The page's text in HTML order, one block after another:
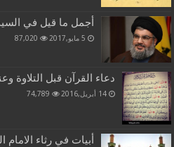
أجمل ما قيل في
5 مايو,2017 87,020
دعاء القرآن قبل التلاوة
14 أبريل,2016 74,789
أبيات في رثاء الامام